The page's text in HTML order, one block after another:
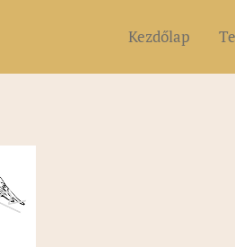
Kezdőlap